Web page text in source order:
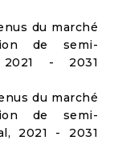
du marché
de semi-
2021 - 2031
du marché
de semi-
2021 - 2031